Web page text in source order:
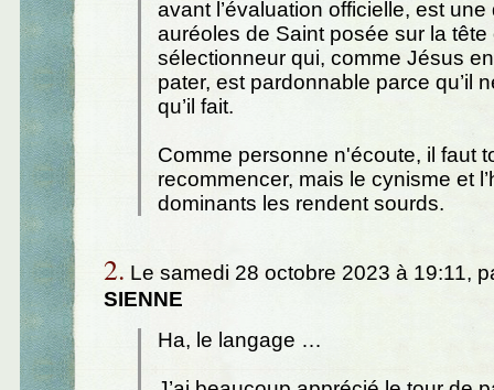
avant l’évaluation officielle, est une
auréoles de Saint posée sur la tête
sélectionneur qui, comme Jésus
pater, est pardonnable parce qu’il
qu’il fait.
Comme personne n'écoute, il faut
recommencer, mais le cynisme et
dominants les rendent sourds.
2. Le samedi 28 octobre 2023 à 19:11,
SIENNE
Ha, le langage …